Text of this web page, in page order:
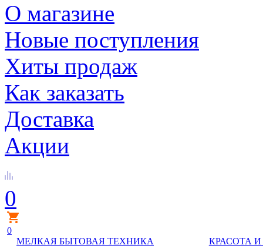
О магазине
Новые поступления
Хиты продаж
Как заказать
Доставка
Акции
0
0
МЕЛКАЯ БЫТОВАЯ ТЕХНИКА
КРАСОТА И